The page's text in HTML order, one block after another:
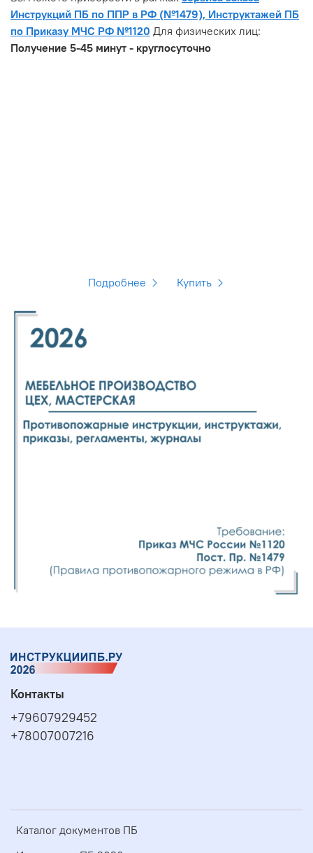
Инструкций ПБ по ППР в РФ (№1479), Инструктажей ПБ
по Приказу МЧС РФ №1120 Для физических лиц:
Получение 5-45 минут - круглосуточно
Подробнее Купить
Каталог документов ПБ
Контакты
+79607929452
+78007007216